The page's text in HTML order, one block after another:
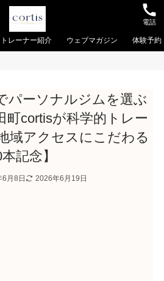
電話
トレーナー紹介 ウェブマガジン 体験予約
パーソナルジムを選ぶ
町cortisが科学的トレー
域アクセスにこだわる
記念】
月8日 2026年6月19日